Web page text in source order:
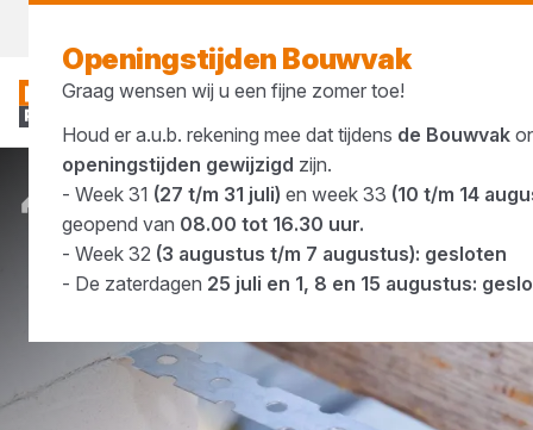
Merken Waelbers
Openingstijden Bouwvak
Graag wensen wij u een fijne zomer toe!
Houd er a.u.b. rekening mee dat tijdens de Bouwvak
openingstijden gewijzigd zijn.
- Week 31 (27 t/m 31 juli) en week 33 (10 t/m 14
geopend van 08.00 tot 16.30 uur.
- Week 32 (3 augustus t/m 7 augustus): gesloten
- De zaterdagen 25 juli en 1, 8 en 15 augustus: